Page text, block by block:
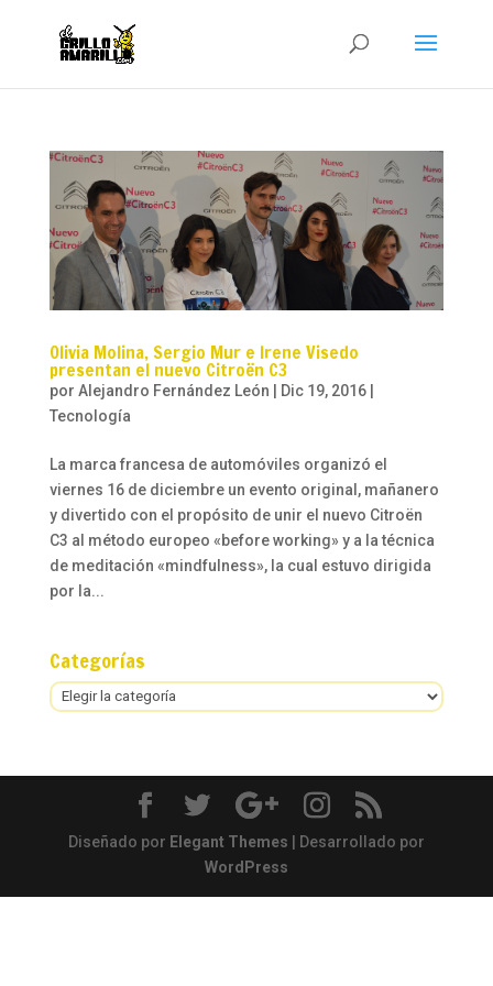
Olivia Molina, Sergio Mur e Irene Visedo
presentan el nuevo Citroën C3
por Alejandro Fernández León Dic 19, 2016|
Tecnología
La marca francesa de automóviles organizó el
viernes 16 de diciembre un evento original, mañanero
y divertido con el propósito de unir el nuevo Citroën
C3 al método europeo «before working» y a la técnica
de meditación «mindfulness», la cual estuvo dirigida
por la...
Categorías
Categorías
Diseñado por Elegant Themes | Desarrollado por
WordPress